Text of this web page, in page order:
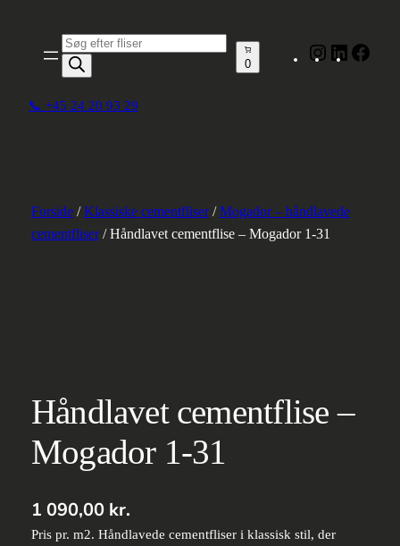
indhold
Produktsøgning
0
Instagram
LinkedIn
📞 +45 24 20 93 29
Forside/Klassiske cementfliser/Mogador – håndlavede
cementfliser/ Håndlavet cementflise – Mogador 1-31
Håndlavet cementflise –
Mogador 1-31
1 090,00 kr.
Pris pr. m2. Håndlavede cementfliser i klassisk stil, der